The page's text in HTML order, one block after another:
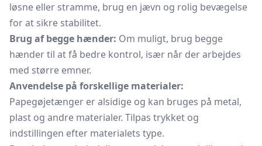
løsne eller stramme, brug en jævn og rolig bevægelse
for at sikre stabilitet.
Brug af begge hænder: Om muligt, brug begge
hænder til at få bedre kontrol, især når der arbejdes
med større emner.
Anvendelse på forskellige materialer:
Papegøjetænger er alsidige og kan bruges på metal,
plast og andre materialer. Tilpas trykket og
indstillingen efter materialets type.